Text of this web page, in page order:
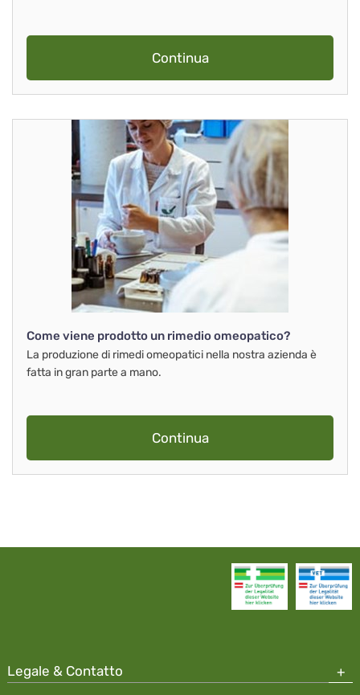
Continua
Come viene prodotto un rimedio omeopatico?
La produzione di rimedi omeopatici nella nostra azienda è
fatta in gran parte a mano.
Continua
Legale & Contatto